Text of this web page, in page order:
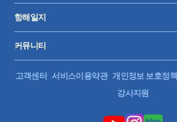
항해일지
커뮤니티
고객센터 서비스이용약관 개인정보 보호정책
강사지원